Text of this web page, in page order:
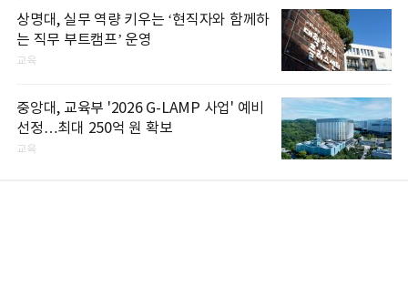
상명대, 실무 역량 키우는 ‘현직자와 함께하
는 직무 부트캠프’ 운영
교육
중앙대, 교육부 '2026 G-LAMP 사업' 예비
선정…최대 250억 원 확보
교육